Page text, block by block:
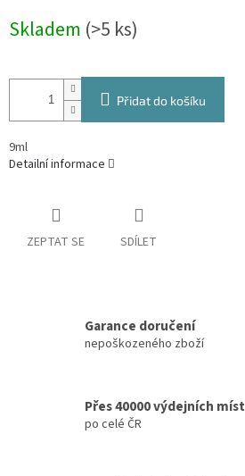
cena:
Skladem (>5 ks)
Přidat do košíku
9ml
Detailní informace
ZEPTAT SE SDÍLET
Garance doručení
nepoškozeného zboží
Přes 40000 výdejních míst
po celé ČR